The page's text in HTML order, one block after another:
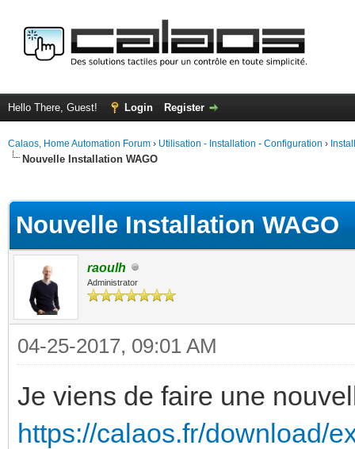
Hello There, Guest! Login Register
Calaos, Home Automation Forum › Utilisation - Installation - Configuration ›
Nouvelle Installation WAGO
Nouvelle Installation WAGO
raoulh
Administrator
04-25-2017, 09:01 AM
Je viens de faire une
https://calaos.fr/download/